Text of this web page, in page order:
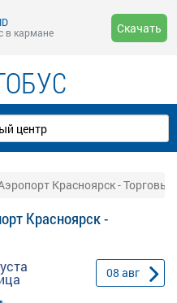
в кармане
Скачать
Красноярск -
Красноярск -
08 авг